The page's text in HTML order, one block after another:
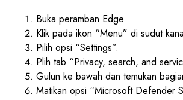
Buka peramban Edge.
Klik pada ikon “Menu” di sudut
Pilih opsi “Settings”.
Plih tab “Privacy, search, and
Gulun ke bawah dan temukan
Matikan opsi “Microsoft Defender